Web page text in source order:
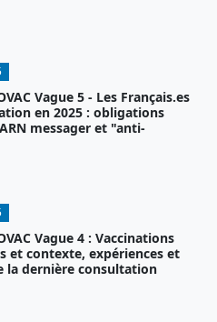
Vague 5 - Les Français.es
en 2025 : obligations
messager et "anti-
Vague 4 : Vaccinations
et contexte, expériences et
la dernière consultation